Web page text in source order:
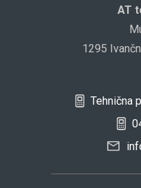
AT
1295
Tehnična